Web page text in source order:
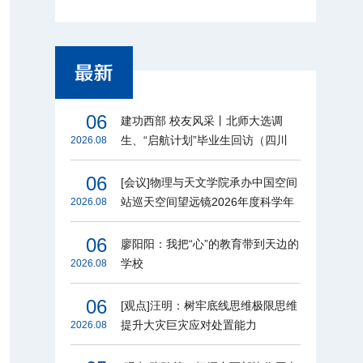
06
2026.08
建功西部 校友风采丨北师大选调
生、“启航计划”毕业生回访（四川
篇）
06
2026.08
[会议]物理与天文学院承办中国空间
站巡天空间望远镜2026年度科学年
会
06
2026.08
廖阳阳：我把“心”的教育带到天边的
学校
06
2026.08
[观点]汪明：树牢底线思维极限思维
提升大灾巨灾应对处置能力